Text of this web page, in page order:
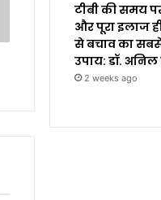
टीबी की समय
और पूरा इलाज
से बचाव का सबसे
उपाय: डॉ. अनिल
2 weeks ago